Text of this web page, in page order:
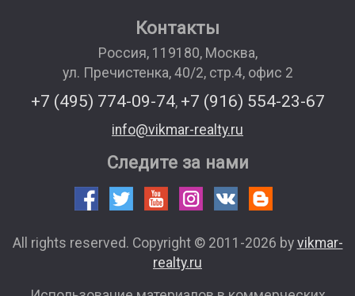
Контакты
Россия, 119180, Москва,
ул. Пречистенка, 40/2, стр.4, офис 2
+7 (495) 774-09-74, +7 (916) 554-23-67
info@vikmar-realty.ru
Следите за нами
All rights reserved. Copyright © 2011-2026 by vikmar-
realty.ru